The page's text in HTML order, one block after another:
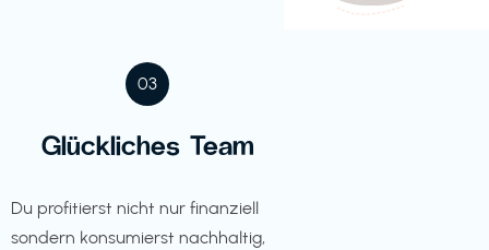
03
Glückliches Team
Du profitierst nicht nur finanziell
sondern konsumierst nachhaltig,